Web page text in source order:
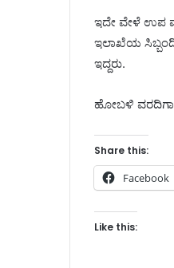
ಇದೇ ವೇಳೆ ಉಪ
ಇಲಾಖೆಯ
ಇದ್ದರು.
ಹೋಬಳಿ
Share this:
Facebook
Like this: